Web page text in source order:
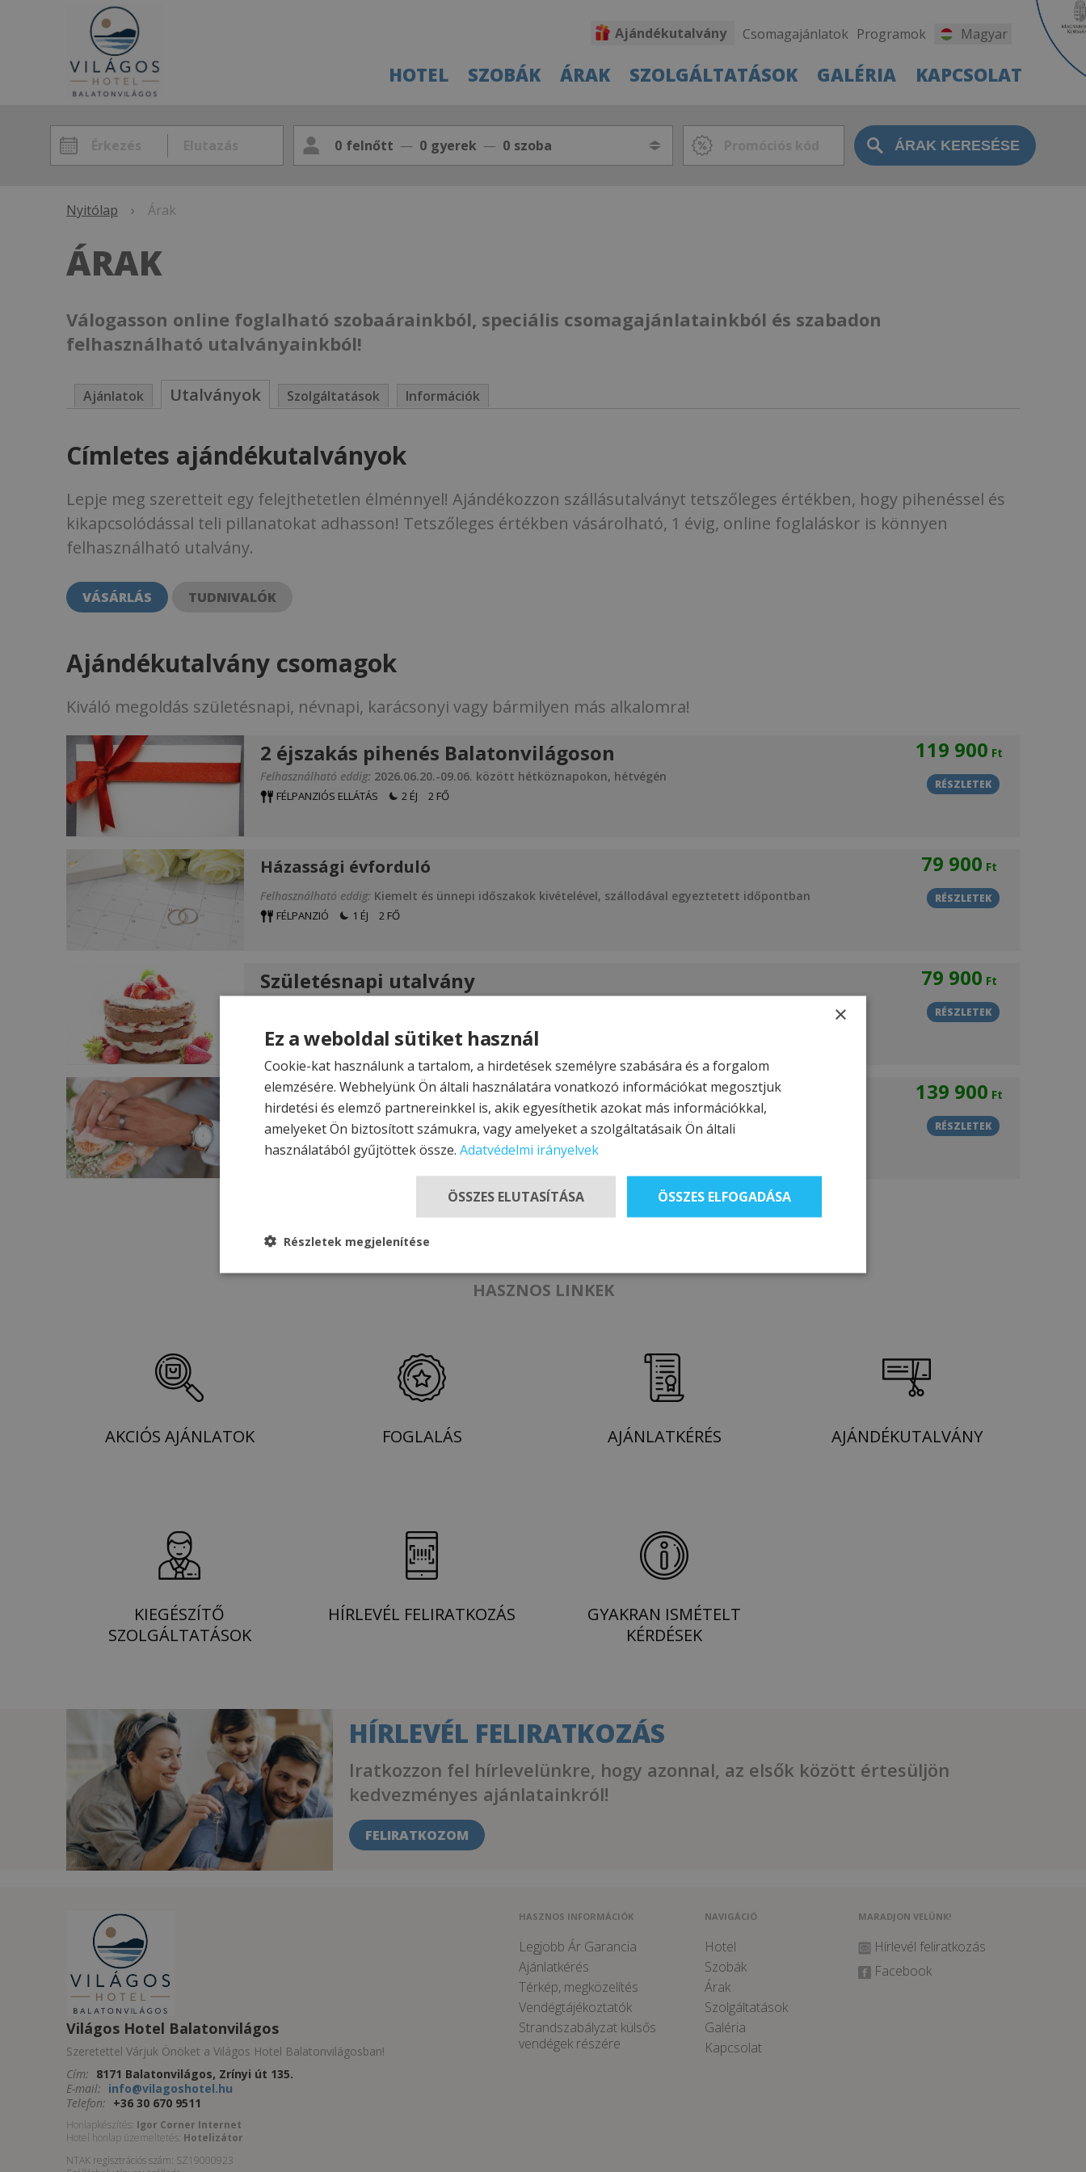
Ajándékutalvány Csomagajánlatok Programok Magyar
HOTEL SZOBÁK ÁRAK SZOLGÁLTATÁSOK GALÉRIA KAPCSOLAT
0 felnőtt 0 gyerek 0 szoba
Nyitólap › Árak
ÁRAK
Válogasson online foglalható szobaárainkból, speciális csomagajánlatainkból és szabadon
felhasználható utalványainkból!
Ajánlatok Utalványok Szolgáltatások Információk
Címletes ajándékutalványok
Lepje meg szeretteit egy felejthetetlen élménnyel! Ajándékozzon szállásutalványt tetszőleges értékben, hogy pihenéssel és
kikapcsolódással teli pillanatokat adhasson! Tetszőleges értékben vásárolható, 1 évig, online foglaláskor is könnyen
felhasználható utalvány.
VÁSÁRLÁS TUDNIVALÓK
Ajándékutalvány csomagok
Kiváló megoldás születésnapi, névnapi, karácsonyi vagy bármilyen más alkalomra!
119 900 Ft
RÉSZLETEK
2 éjszakás pihenés Balatonvilágoson
Felhasználható eddig: 2026.06.20.-09.06. között hétköznapokon, hétvégén
FÉLPANZIÓS ELLÁTÁS 2 ÉJ 2 FŐ
79 900 Ft
RÉSZLETEK
Házassági évforduló
Felhasználható eddig: Kiemelt és ünnepi időszakok kivételével, szállodával egyeztetett időpontban
FÉLPANZIÓ 1 ÉJ 2 FŐ
79 900 Ft
RÉSZLETEK
Születésnapi utalvány
139 900 Ft
RÉSZLETEK
Nászajándék
Felhasználható eddig: Kiemelt és ünnepi időszakok kivételével, szállodával egyeztetett időpontban
FÉLPANZIÓ 2 ÉJ 2 FŐ
HASZNOS LINKEK
AKCIÓS AJÁNLATOK FOGLALÁS AJÁNLATKÉRÉS AJÁNDÉKUTALVÁNY
KIEGÉSZÍTŐ
SZOLGÁLTATÁSOK
HÍRLEVÉL FELIRATKOZÁS
GYAKRAN ISMÉTELT
KÉRDÉSEK
HÍRLEVÉL FELIRATKOZÁS
Iratkozzon fel hírlevelünkre, hogy azonnal, az elsők között értesüljön
kedvezményes ajánlatainkról!
FELIRATKOZOM
Világos Hotel Balatonvilágos
Szeretettel Várjuk Önöket a Világos Hotel Balatonvilágosban!
Cím: 8171 Balatonvilágos, Zrínyi út 135.
E-mail: info@vilagoshotel.hu
Telefon: +36 30 670 9511
Honlapkészítés: Igor Corner Internet
Hotel honlap üzemeltetés: Hotelizátor
NTAK regisztrációs szám: SZ19000923
HASZNOS INFORMÁCIÓK
Legjobb Ár Garancia
Ajánlatkérés
Térkép, megközelítés
Vendégtájékoztatók
Strandszabályzat külsős
vendégek részére
NAVIGÁCIÓ
Hotel
Szobák
Árak
Szolgáltatások
Galéria
Kapcsolat
MARADJON VELÜNK!
Hírlevél feliratkozás
Facebook
×
Ez a weboldal sütiket használ
Cookie-kat használunk a tartalom, a hirdetések személyre szabására és a forgalom
elemzésére. Webhelyünk Ön általi használatára vonatkozó információkat megosztjuk
hirdetési és elemző partnereinkkel is, akik egyesíthetik azokat más információkkal,
amelyeket Ön biztosított számukra, vagy amelyeket a szolgáltatásaik Ön általi
használatából gyűjtöttek össze. Adatvédelmi irányelvek
ÖSSZES ELFOGADÁSA
ÖSSZES ELUTASÍTÁSA
Részletek megjelenítése